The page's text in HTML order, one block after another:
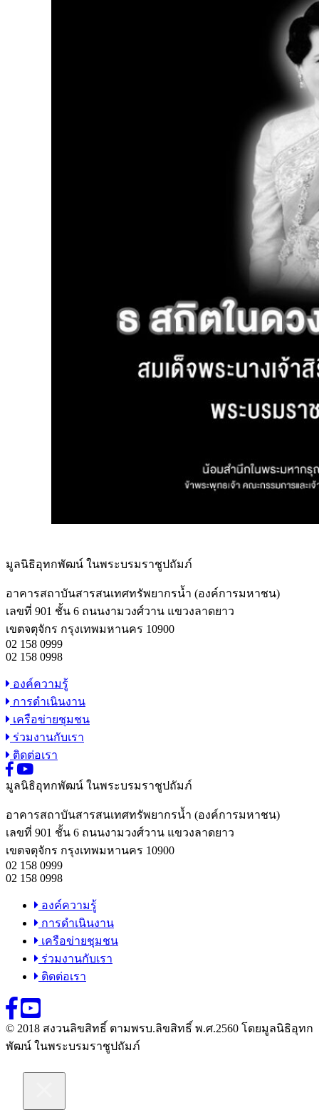
มูลนิธิอุทกพัฒน์ ในพระบรมราชูปถัมภ์
อาคารสถาบันสารสนเทศทรัพยากรน้ำ (องค์การมหาชน)
เลขที่ 901 ชั้น 6 ถนนงามวงศ์วาน แขวงลาดยาว
เขตจตุจักร กรุงเทพมหานคร 10900
02 158 0999
02 158 0998
องค์ความรู้
การดำเนินงาน
เครือข่ายชุมชน
ร่วมงานกับเรา
ติดต่อเรา
มูลนิธิอุทกพัฒน์ ในพระบรมราชูปถัมภ์
อาคารสถาบันสารสนเทศทรัพยากรน้ำ (องค์การมหาชน)
เลขที่ 901 ชั้น 6 ถนนงามวงศ์วาน แขวงลาดยาว
เขตจตุจักร กรุงเทพมหานคร 10900
02 158 0999
02 158 0998
องค์ความรู้
การดำเนินงาน
เครือข่ายชุมชน
ร่วมงานกับเรา
ติดต่อเรา
© 2018 สงวนลิขสิทธิ์ ตามพรบ.ลิขสิทธิ์ พ.ศ.2560 โดยมูลนิธิอุทก
พัฒน์ ในพระบรมราชูปถัมภ์